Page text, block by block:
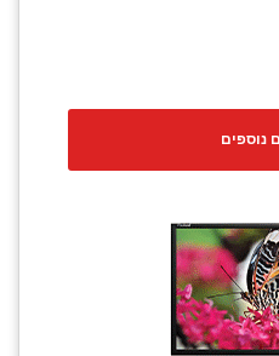
נוספים